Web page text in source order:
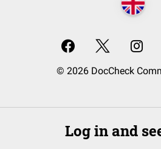
© 2026 DocCheck
Log in and